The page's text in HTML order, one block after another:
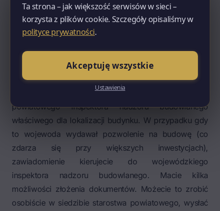
stanowiska. Jeśli w tym czasie nie zgłoszą sprzeciwu
ani uwag – uznajecie to za milczącą zgodę.
Sporządzacie oświadczenie o braku sprzeciwu i
dołączacie je do zawiadomienia składanego do
nadzoru budowlanego.
Gdzie i jak złożyć zawiadomienie
Zawiadomienie o zakończeniu budowy składacie do
powiatowego inspektora nadzoru budowlanego
właściwego dla lokalizacji budynku. W przypadku gdy
to wojewoda wydawał pozwolenie na budowę (co
zdarza się przy większych inwestycjach),
zawiadomienie kierujecie do wojewódzkiego
inspektora nadzoru budowlanego. Macie kilka
możliwości złożenia dokumentów. Możecie to zrobić
osobiście w siedzibie starostwa powiatowego, wysłać
Ta strona – jak większość serwisów w sieci –
korzysta z plików cookie. Szczegóły opisaliśmy w
polityce prywatności.
Akceptuję wszystkie
Ustawienia